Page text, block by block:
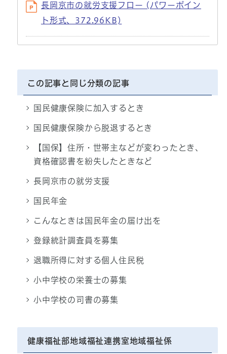
長岡京市の就労支援フロー (パワーポイン
ト形式、372.96KB)
この記事と同じ分類の記事
国民健康保険に加入するとき
国民健康保険から脱退するとき
【国保】住所・世帯主などが変わったとき、
資格確認書を紛失したときなど
長岡京市の就労支援
国民年金
こんなときは国民年金の届け出を
登録統計調査員を募集
退職所得に対する個人住民税
小中学校の栄養士の募集
小中学校の司書の募集
健康福祉部地域福祉連携室地域福祉係